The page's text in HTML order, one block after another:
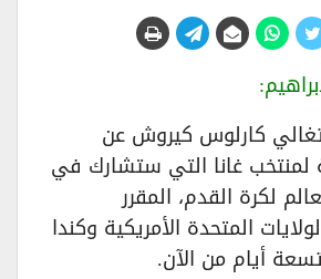
كارلوس كيروش عن
لمنتخب غانا التي ستشارك في
لكرة القدم، المقرر
المتحدة الأمريكية وكندا
أيام من الآن.